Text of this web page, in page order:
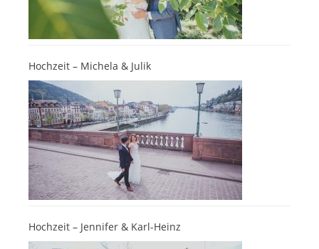
Hochzeit – Michela & Julik
Hochzeit – Jennifer & Karl-Heinz